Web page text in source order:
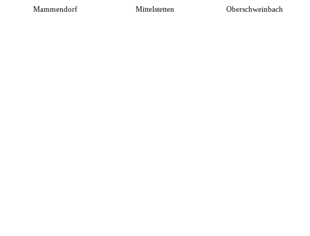
Mammendorf Mittelstetten Oberschweinbach